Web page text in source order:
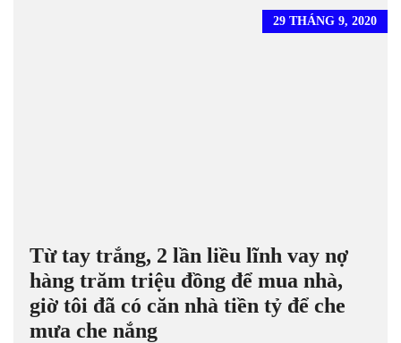
29 THÁNG 9, 2020
Từ tay trắng, 2 lần liều lĩnh vay nợ
hàng trăm triệu đồng để mua nhà,
giờ tôi đã có căn nhà tiền tỷ để che
mưa che nắng